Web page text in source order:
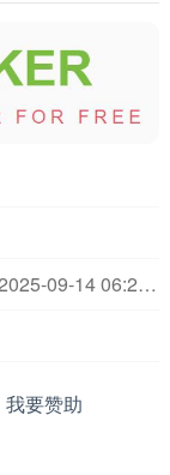
更新日期：2025-09-14 06:20:05
我要赞助